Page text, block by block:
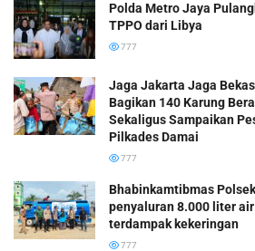
Polda Metro Jaya
TPPO dari Libya
777
Jaga Jakarta Jaga
Bagikan 140 Karung
Sekaligus Sampaikan
Pilkades Damai
777
Bhabinkamtibmas
penyaluran 8.000 liter
terdampak kekeringan
777